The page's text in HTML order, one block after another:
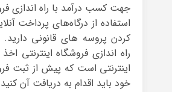
جهت کسب درآمد با راه اندازی
استفاده از درگاه‌های پرداخت
کردن پروسه های قانونی
راه اندازی فروشگاه اینترنتی
اینترنتی است که پیش از ثبت
خود باید اقدام به دریافت آن